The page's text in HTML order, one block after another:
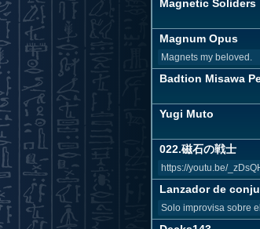
Magnetic Soliders
Magnum Opus
Magnets my beloved.
Badtion Misawa
Yugi Muto
022.磁石の戦士
https://youtu.be/
Lanzador de
Solo improvisa sobre